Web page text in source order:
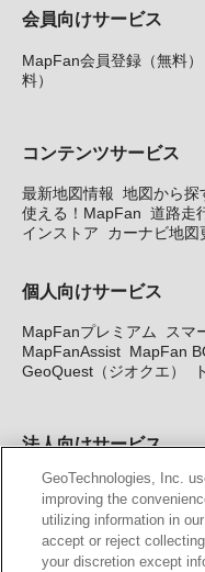
会員向けサービス
MapFan会員登録（無料）
料）
コンテンツサービス
最新地図情報 地図から探
使える！MapFan 道路走
インストア
カーナビ地図
個人向けサービス
MapFanプレミアム
スマ
MapFanAssist MapFan
GeoQuest（ジオクエ）
法人向けサービス
法人向け地図・位置情報
図API Windows PC向け
サービス
MAP WORLD+
GeoTechnologies, Inc.
improving the
utilizing information in
accept or reject
your discretion except